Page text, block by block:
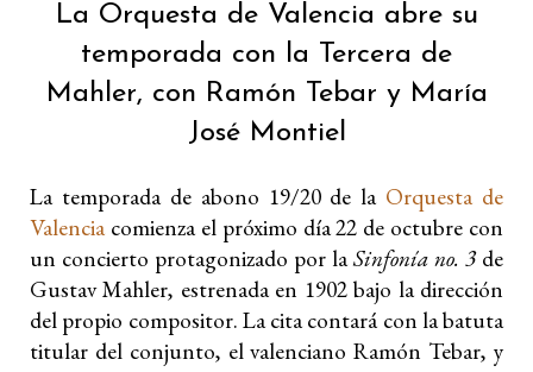
La Orquesta de Valencia abre su
temporada con la Tercera de
Mahler, con Ramón Tebar y María
José Montiel
La temporada de abono 19/20 de la Orquesta de
Valencia comienza el próximo día 22 de octubre con
un concierto protagonizado por laSinfonía no. 3de
Gustav Mahler, estrenada en 1902 bajo la dirección
del propio compositor. La cita contará con la batuta
titular del conjunto, el valenciano Ramón Tebar, y